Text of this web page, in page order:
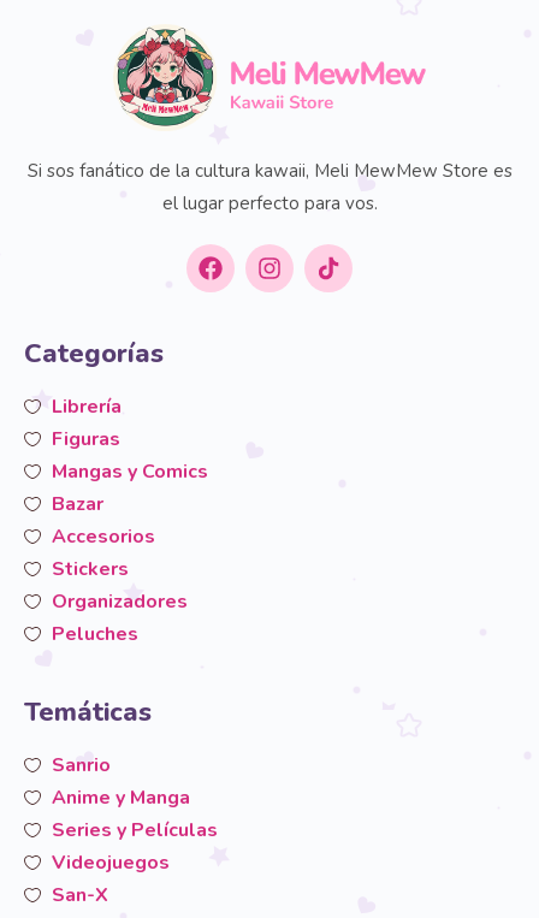
Si sos fanático de la cultura kawaii, Meli MewMew Store es
el lugar perfecto para vos.
Categorías
Librería
Figuras
Mangas y Comics
Bazar
Accesorios
Stickers
Organizadores
Peluches
Temáticas
Sanrio
Anime y Manga
Series y Películas
Videojuegos
San-X